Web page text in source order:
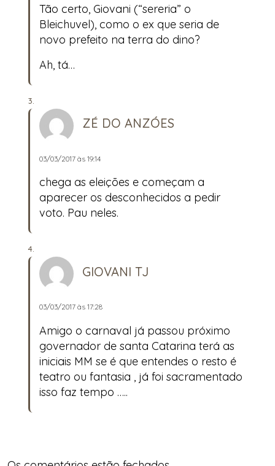
Tão certo, Giovani (“sereria” o
Bleichuvel), como o ex que seria de
novo prefeito na terra do dino?
Ah, tá…
ZÉ DO ANZÓES
03/03/2017 às 19:14
chega as eleições e começam a
aparecer os desconhecidos a pedir
voto. Pau neles.
GIOVANI TJ
03/03/2017 às 17:28
Amigo o carnaval já passou próximo
governador de santa Catarina terá as
iniciais MM se é que entendes o resto é
teatro ou fantasia , já foi sacramentado
isso faz tempo …..